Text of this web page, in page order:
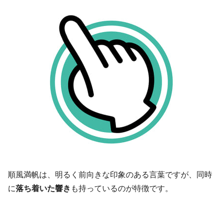
順風満帆は、明るく前向きな印象のある言葉ですが、同時
に落ち着いた響き も持っているのが特徴です。